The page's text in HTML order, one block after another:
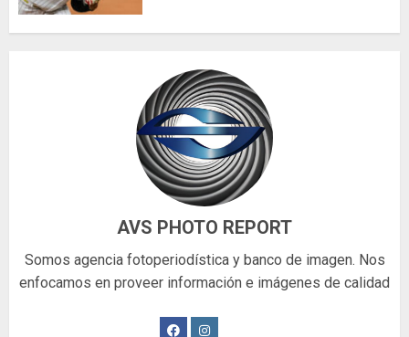
AVS PHOTO REPORT
Somos agencia fotoperiodística y banco de imagen. Nos
enfocamos en proveer información e imágenes de calidad